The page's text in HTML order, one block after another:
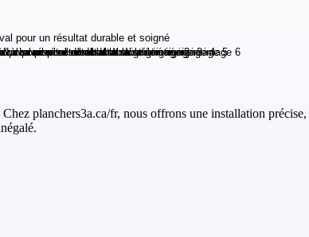
planchers3a.ca/fr, nous offrons une installation